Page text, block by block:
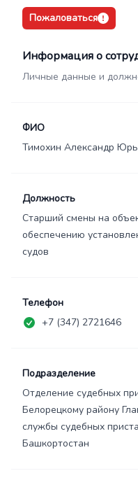
Пожаловаться
Информация о
Личные данные и
ФИО
Тимохин Александр
Должность
Старший смены на
обеспечению
судов
Телефон
+7 (347) 2721646
Подразделение
Отделение судебных
Белорецкому району
службы судебных
Башкортостан